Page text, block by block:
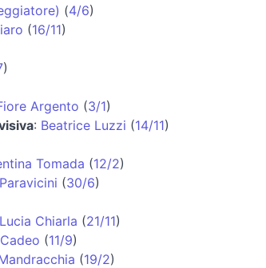
(4/6)
(16/11)
)
Argento (3/1)
: Beatrice Luzzi (14/11)
Tomada (12/2)
(30/6)
Lucia Chiarla (21/11)
(11/9)
(19/2)